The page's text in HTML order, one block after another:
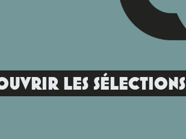
LES SÉLECTIONS